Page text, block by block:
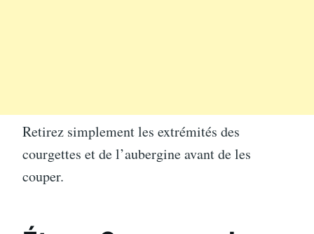
Retirez simplement les extrémités des
courgettes et de l’aubergine avant de les
couper.